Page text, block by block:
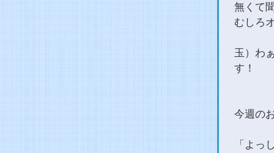
無くて
むしろ
玉）わ
す！
今週の
「よっ